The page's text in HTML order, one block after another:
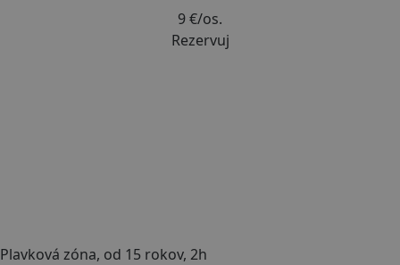
9 €/os.
Rezervuj
Plavková zóna, od 15 rokov, 2h